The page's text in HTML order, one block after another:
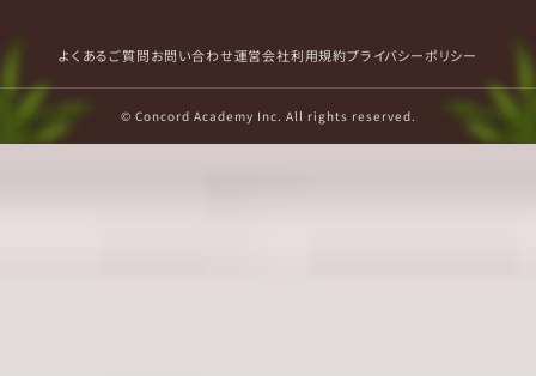
よくあるご質問お問い合わせ運営会社利用規約プライバシーポリシー
© Concord Academy Inc. All rights reserved.